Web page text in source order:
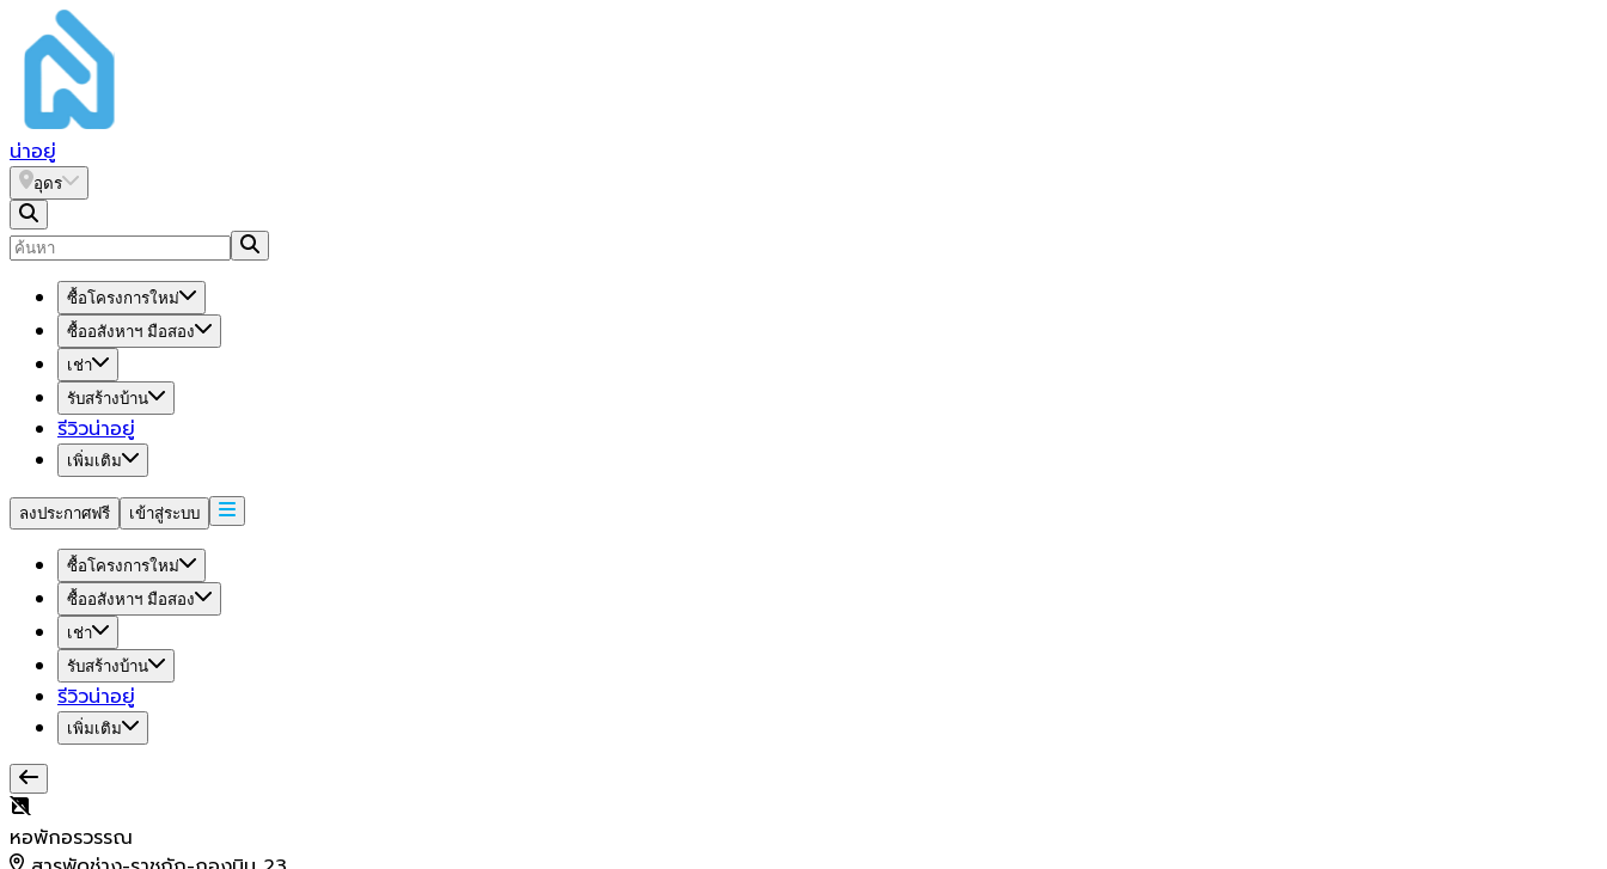
น่าอยู่
อุดร
ซื้อโครงการใหม่
ซื้ออสังหาฯ มือสอง
เช่า
รับสร้างบ้าน
รีวิวน่าอยู่
เพิ่มเติม
ลงประกาศฟรี เข้าสู่ระบบ
ซื้อโครงการใหม่
ซื้ออสังหาฯ มือสอง
เช่า
รับสร้างบ้าน
รีวิวน่าอยู่
เพิ่มเติม
หอพักอรวรรณ